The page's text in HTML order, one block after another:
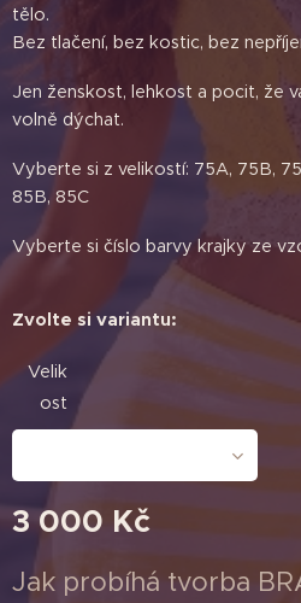
tělo.
Bez tlačení, bez kostic, bez
Jen ženskost, lehkost a pocit, že
volně dýchat.
Vyberte si z velikostí: 75A, 75B,
85B, 85C
Vyberte si číslo barvy krajky ze
Zvolte si variantu:
Velik
ost
3 000 Kč
Jak probíhá tvorba